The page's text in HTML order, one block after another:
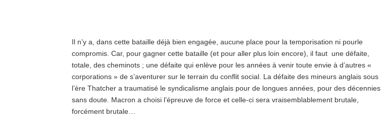
Il n’y a, dans cette bataille déjà bien engagée, aucune place pour la temporisation ni pourle
compromis. Car, pour gagner cette bataille (et pour aller plus loin encore), il faut une défaite,
totale, des cheminots ; une défaite qui enlève pour les années à venir toute envie à d’autres «
corporations » de s’aventurer sur le terrain du conflit social. La défaite des mineurs anglais sous
l’ère Thatcher a traumatisé le syndicalisme anglais pour de longues années, pour des décennies
sans doute. Macron a choisi l’épreuve de force et celle-ci sera vraisemblablement brutale,
forcément brutale…